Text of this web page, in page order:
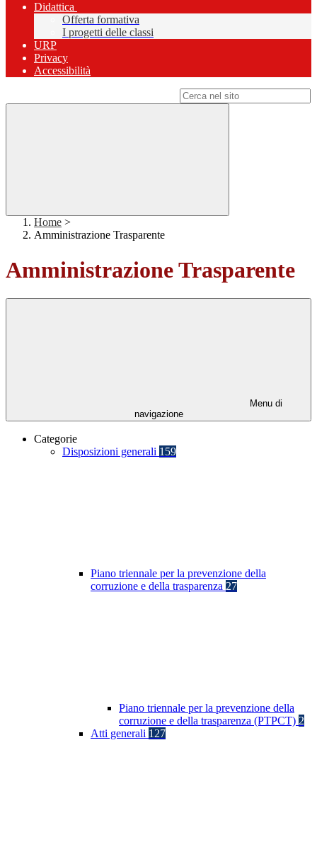
Didattica
Offerta formativa
I progetti delle classi
URP
Privacy
Accessibilità
Home >
Amministrazione Trasparente
Amministrazione Trasparente
Menu di
navigazione
Categorie
Disposizioni generali 159
Piano triennale per la prevenzione della
corruzione e della trasparenza 27
Piano triennale per la prevenzione della
corruzione e della trasparenza (PTPCT) 2
Atti generali 127